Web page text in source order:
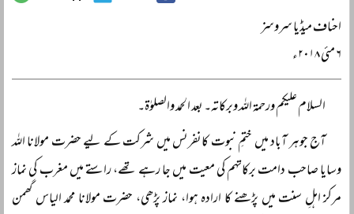
احناف میڈیا سروسز
۶ مئی ۲۰۱۸ء
السلام علیکم ورحمۃ اللہ وبرکاتہ۔ بعد الحمد والصلوٰۃ۔
آج جوہر آباد میں ختمِ نبوت کانفرنس میں شرکت کے لیے حضرت مولانا اللہ
وسایا صاحب دامت برکاتہم کی معیت میں جا رہے تھے، راستے میں مغرب کی نماز
مرکز اہلِ سنت میں پڑھنے کا ارادہ ہوا، نماز پڑھی، حضرت مولانا محمد الیاس گھمن